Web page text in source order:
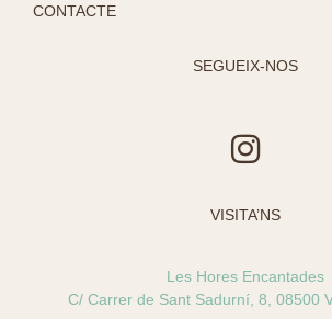
CONTACTE
SEGUEIX-NOS
I
n
t
a
g
VISITA’NS
Les Hores Encantades
C/ Carrer de Sant Sadurní, 8, 08500